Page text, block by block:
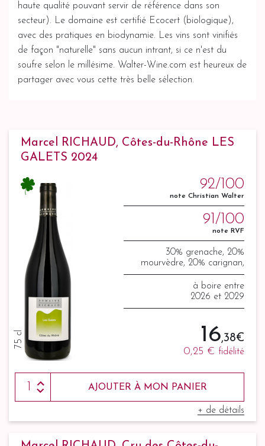
haute qualité pouvant servir de référence dans son
secteur). Le domaine est certifié Ecocert (biologique),
avec des pratiques en biodynamie. Les vins sont vinifiés
de façon "naturelle" sans aucun intrant, si ce n'est du
soufre selon le millésime. Walter-Wine.com est heureux de
partager avec vous cette très belle sélection.
Marcel RICHAUD, Côtes-du-Rhône LES
GALETS 2024
75 cl
92/100
note Christian Walter
91/100
note RVF
30% grenache, 20%
mourvèdre, 20% carignan,
15% syrah, 15% counoise.
à boire entre
2026 et 2029
16,38 €
0,25 € fidélité
AJOUTER À MON PANIER
+ de détails